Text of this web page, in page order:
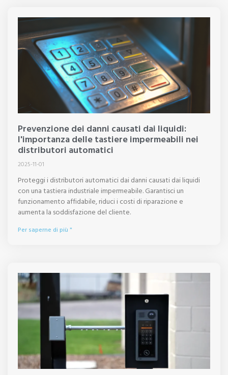
Prevenzione dei danni causati dai liquidi:
l'importanza delle tastiere impermeabili nei
distributori automatici
2025-11-01
Proteggi i distributori automatici dai danni causati dai liquidi
con una tastiera industriale impermeabile. Garantisci un
funzionamento affidabile, riduci i costi di riparazione e
aumenta la soddisfazione del cliente.
Per saperne di più "